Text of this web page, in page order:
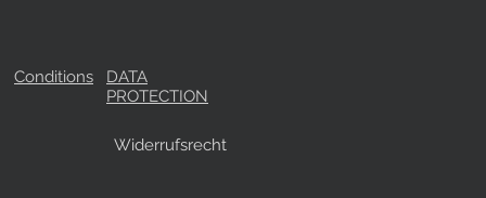
Conditions
DATA
PROTECTION
Widerrufsrecht